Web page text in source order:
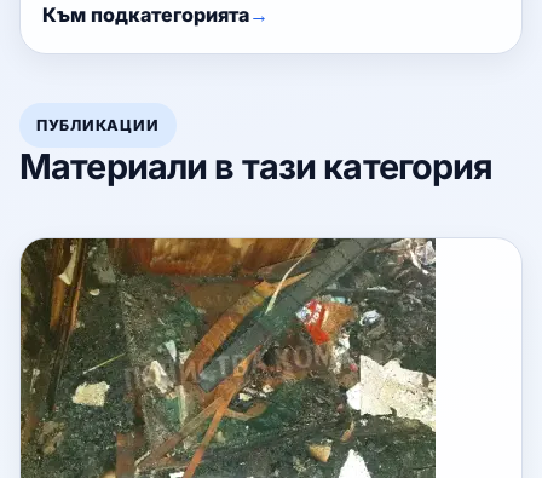
Към подкатегорията
ПУБЛИКАЦИИ
Материали в тази категория